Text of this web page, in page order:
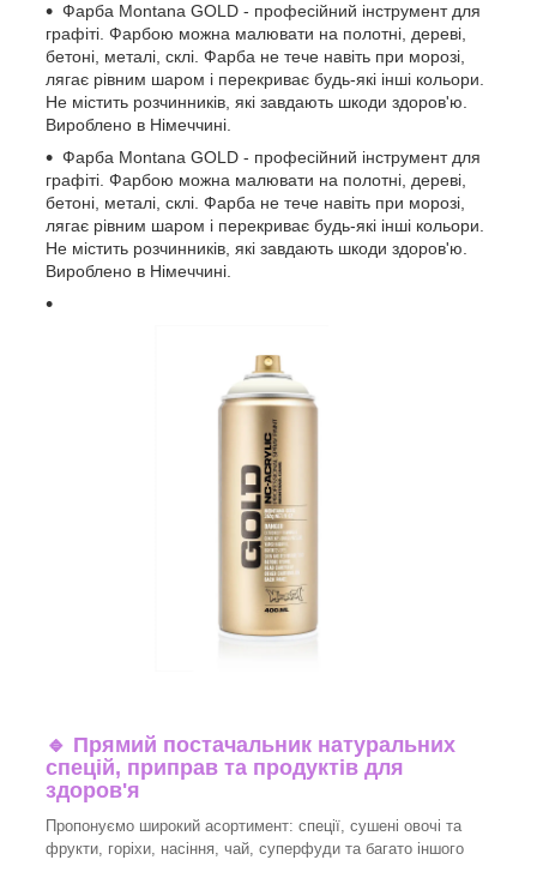
Фарба Montana GOLD - професійний інструмент для
графіті. Фарбою можна малювати на полотні, дереві,
бетоні, металі, склі. Фарба не тече навіть при морозі,
лягає рівним шаром і перекриває будь-які інші кольори.
Не містить розчинників, які завдають шкоди здоров'ю.
Вироблено в Німеччині.
Фарба Montana GOLD - професійний інструмент для
графіті. Фарбою можна малювати на полотні, дереві,
бетоні, металі, склі. Фарба не тече навіть при морозі,
лягає рівним шаром і перекриває будь-які інші кольори.
Не містить розчинників, які завдають шкоди здоров'ю.
Вироблено в Німеччині.
🔹 Прямий постачальник натуральних
спецій, приправ та продуктів для
здоров'я
Пропонуємо широкий асортимент: спеції, сушені овочі та
фрукти, горіхи, насіння, чай, суперфуди та багато іншого